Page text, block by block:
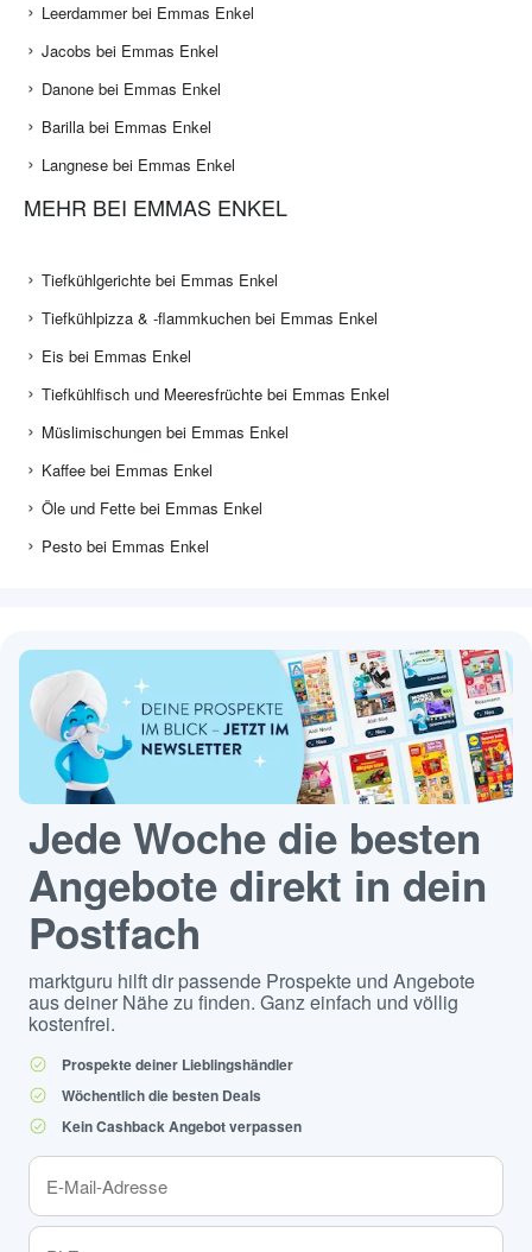
Leerdammer bei Emmas Enkel
Jacobs bei Emmas Enkel
Danone bei Emmas Enkel
Barilla bei Emmas Enkel
Langnese bei Emmas Enkel
MEHR BEI EMMAS ENKEL
Tiefkühlgerichte bei Emmas Enkel
Tiefkühlpizza & -flammkuchen bei Emmas Enkel
Eis bei Emmas Enkel
Tiefkühlfisch und Meeresfrüchte bei Emmas Enkel
Müslimischungen bei Emmas Enkel
Kaffee bei Emmas Enkel
Öle und Fette bei Emmas Enkel
Pesto bei Emmas Enkel
Jede Woche die besten
Angebote direkt in dein
Postfach
marktguru hilft dir passende Prospekte und Angebote
aus deiner Nähe zu finden. Ganz einfach und völlig
kostenfrei.
Prospekte deiner Lieblingshändler
Wöchentlich die besten Deals
Kein Cashback Angebot verpassen